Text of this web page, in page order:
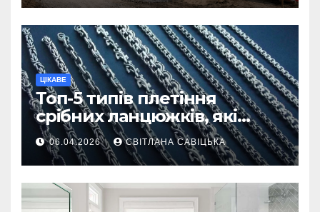
ЦІКАВЕ
Топ-5 типів плетіння
срібних ланцюжків, які
вважаються
найнадійнішими
06.04.2026 СВІТЛАНА САВІЦЬКА